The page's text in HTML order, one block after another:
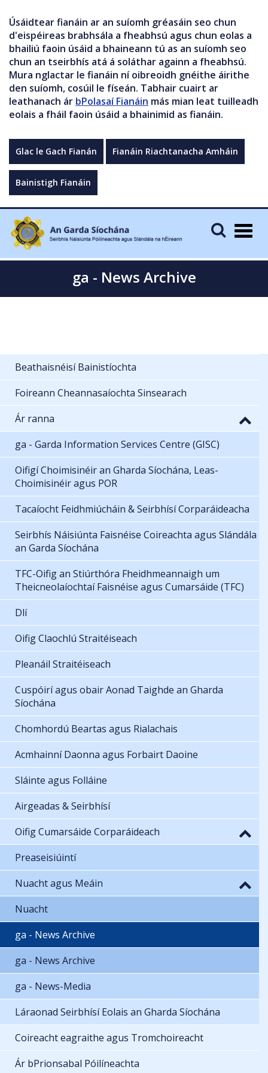
Úsáidtear fianáin ar an suíomh gréasáin seo chun
d'eispéireas brabhsála a fheabhsú agus chun eolas a
bhailiú faoin úsáid a bhaineann tú as an suíomh seo
chun an tseirbhís atá á soláthar againn a fheabhsú.
Mura nglactar le fianáin ní oibreoidh gnéithe áirithe
den suíomh, cosúil le físeán. Tabhair cuairt ar
leathanach ár bPolasaí Fianáin más mian leat tuilleadh
eolais a fháil faoin úsáid a bhainimid as fianáin.
Glac le Gach Fianán Fianáin Riachtanacha Amháin
Bainistigh Fianáin
ga - News Archive
Beathaisnéisí Bainistíochta
Foireann Cheannasaíochta Sinsearach
Ár ranna
ga - Garda Information Services Centre (GISC)
Oifigí Choimisinéir an Gharda Síochána, Leas-
Choimisinéir agus POR
Tacaíocht Feidhmiúcháin & Seirbhísí Corparáideacha
Seirbhís Náisiúnta Faisnéise Coireachta agus Slándála
an Garda Síochána
TFC-Oifig an Stiúrthóra Fheidhmeannaigh um
Theicneolaíochtaí Faisnéise agus Cumarsáide (TFC)
Dlí
Oifig Claochlú Straitéiseach
Pleanáil Straitéiseach
Cuspóirí agus obair Aonad Taighde an Gharda
Síochána
Chomhordú Beartas agus Rialachais
Acmhainní Daonna agus Forbairt Daoine
Sláinte agus Folláine
Airgeadas & Seirbhísí
Oifig Cumarsáide Corparáideach
Preaseisiúintí
Nuacht agus Meáin
Nuacht
ga - News Archive
ga - News Archive
ga - News-Media
Láraonad Seirbhísí Eolais an Gharda Síochána
Coireacht eagraithe agus Tromchoireacht
Ár bPrionsabal Póilíneachta